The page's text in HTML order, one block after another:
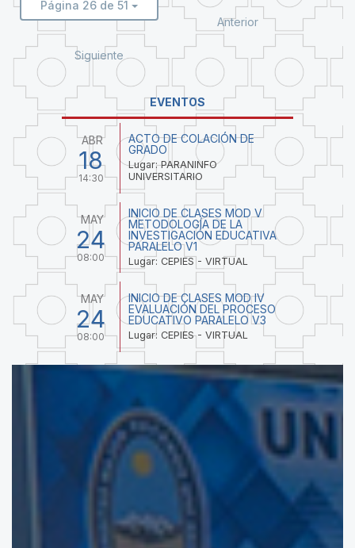
Página 26 de 51
Anterior
Siguiente
EVENTOS
ABR
18
14:30
ACTO DE COLACIÓN DE
GRADO
Lugar: PARANINFO
UNIVERSITARIO
MAY
24
08:00
INICIO DE CLASES MOD V
METODOLOGÍA DE LA
INVESTIGACIÓN EDUCATIVA
PARALELO V1
Lugar: CEPIES - VIRTUAL
MAY
24
08:00
INICIO DE CLASES MOD IV
EVALUACIÓN DEL PROCESO
EDUCATIVO PARALELO V3
Lugar: CEPIES - VIRTUAL